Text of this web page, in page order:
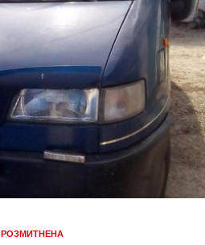
РОЗМИТНЕНА